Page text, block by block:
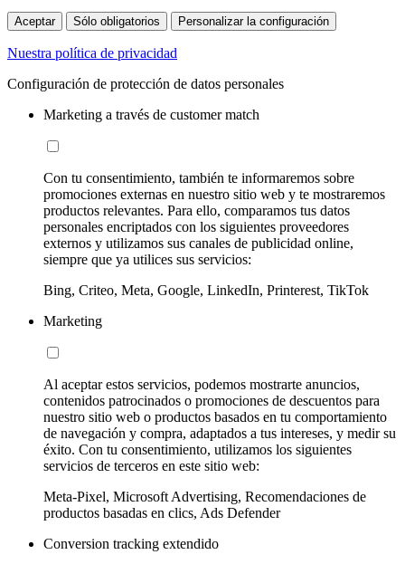
Aceptar Sólo obligatorios Personalizar la configuración
Nuestra política de privacidad
Configuración de protección de datos personales
Marketing a través de customer match
Con tu consentimiento, también te informaremos sobre
promociones externas en nuestro sitio web y te mostraremos
productos relevantes. Para ello, comparamos tus datos
personales encriptados con los siguientes proveedores
externos y utilizamos sus canales de publicidad online,
siempre que ya utilices sus servicios:
Bing, Criteo, Meta, Google, LinkedIn, Printerest, TikTok
Marketing
Al aceptar estos servicios, podemos mostrarte anuncios,
contenidos patrocinados o promociones de descuentos para
nuestro sitio web o productos basados en tu comportamiento
de navegación y compra, adaptados a tus intereses, y medir su
éxito. Con tu consentimiento, utilizamos los siguientes
servicios de terceros en este sitio web:
Meta-Pixel, Microsoft Advertising, Recomendaciones de
productos basadas en clics, Ads Defender
Conversion tracking extendido